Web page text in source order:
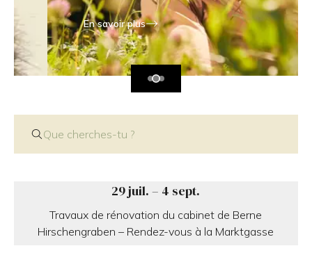
En savoir plus
Que cherches-tu ?
29 juil. – 4 sept.
Travaux de rénovation du cabinet de Berne
Hirschengraben – Rendez-vous à la Marktgasse